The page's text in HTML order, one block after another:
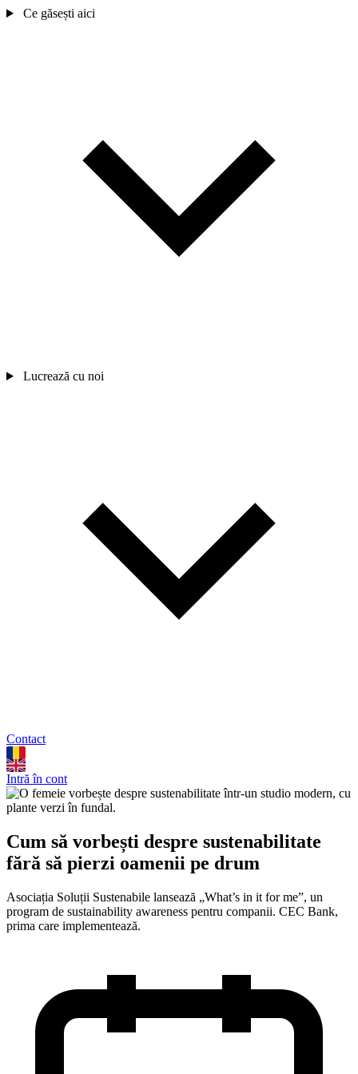
Ce găsești aici
Lucrează cu noi
Contact
Intră în cont
Cum să vorbești despre sustenabilitate
fără să pierzi oamenii pe drum
Asociația Soluții Sustenabile lansează „What’s in it for me”, un
program de sustainability awareness pentru companii. CEC Bank,
prima care implementează.